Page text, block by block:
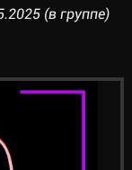
(в группе)